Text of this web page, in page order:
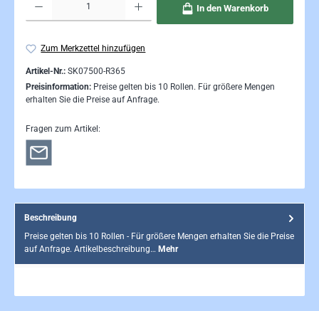
In den Warenkorb
Zum Merkzettel hinzufügen
Artikel-Nr.: SK07500-R365
Preisinformation: Preise gelten bis 10 Rollen. Für größere Mengen
erhalten Sie die Preise auf Anfrage.
Fragen zum Artikel:
Beschreibung
Preise gelten bis 10 Rollen - Für größere Mengen erhalten Sie die Preise
auf Anfrage. Artikelbeschreibung… Mehr